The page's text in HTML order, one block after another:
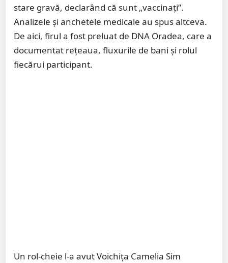
stare gravă, declarând că sunt „vaccinați”.
Analizele și anchetele medicale au spus altceva.
De aici, firul a fost preluat de DNA Oradea, care a
documentat rețeaua, fluxurile de bani și rolul
fiecărui participant.
Un rol-cheie l-a avut Voichița Camelia Sim